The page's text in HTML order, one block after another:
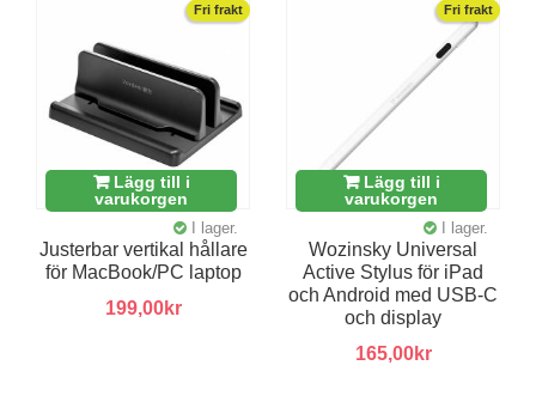
Fri frakt
Lägg till i
varukorgen
I lager.
Justerbar vertikal hållare
för MacBook/PC laptop
199,00kr
Fri frakt
Lägg till i
varukorgen
I lager.
Wozinsky Universal
Active Stylus för iPad
och Android med USB-C
och display
165,00kr